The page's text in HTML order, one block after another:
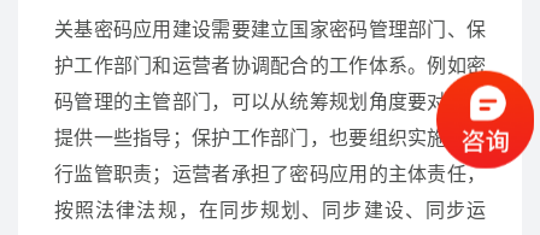
关基密码应用建设需要建立国家密码管理部门、保
护工作部门和运营者协调配合的工作体系。例如密
码管理的主管部门，可以从统筹规划角度要对用户
提供一些指导；保护工作部门，也要组织实施并履
行监管职责；运营者承担了密码应用的主体责任，
按照法律法规，在同步规划、同步建设、同步运